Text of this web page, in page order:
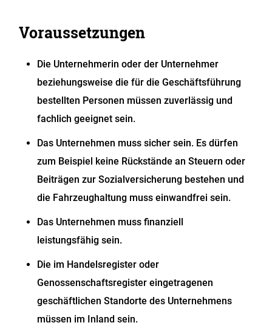
Voraussetzungen
Die Unternehmerin oder der Unternehmer
beziehungsweise die für die Geschäftsführung
bestellten Personen müssen zuverlässig und
fachlich geeignet sein.
Das Unternehmen muss sicher sein. Es dürfen
zum Beispiel keine Rückstände an Steuern oder
Beiträgen zur Sozialversicherung bestehen und
die Fahrzeughaltung muss einwandfrei sein.
Das Unternehmen muss finanziell
leistungsfähig sein.
Die im Handelsregister oder
Genossenschaftsregister eingetragenen
geschäftlichen Standorte des Unternehmens
müssen im Inland sein.